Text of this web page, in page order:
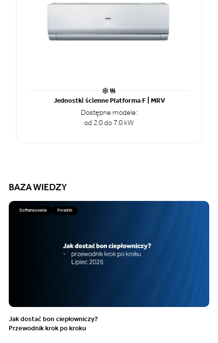
Jednostki ścienne Platforma F | MRV
Dostępne modele:
od 2.0 do 7.0 kW
BAZA WIEDZY
Dofinansowania Poradnik
Jak dostać bon ciepłowniczy?
Przewodnik krok po kroku